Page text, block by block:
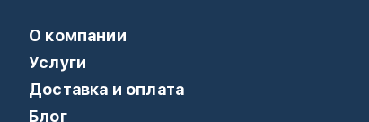
О компании
Услуги
Доставка и оплата
Блог